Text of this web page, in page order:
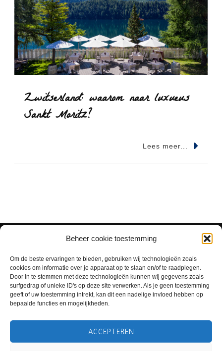
Beheer cookie toestemming
Om de beste ervaringen te bieden, gebruiken wij technologieën zoals
cookies om informatie over je apparaat op te slaan en/of te raadplegen.
Door in te stemmen met deze technologieën kunnen wij gegevens zoals
surfgedrag of unieke ID's op deze site verwerken. Als je geen toestemming
geeft of uw toestemming intrekt, kan dit een nadelige invloed hebben op
bepaalde functies en mogelijkheden.
ACCEPTEREN
Zwitserland: waarom naar luxueus
Sankt Moritz?
Lees meer...